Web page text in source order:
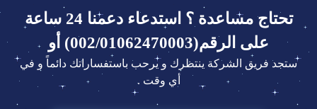
تحتاج مساعدة ؟ استدعاء دعمنا 24 ساعة
على الرقم(002/01062470003) أو
ستجد فريق الشركة ينتظرك و يرحب باستفساراتك دائماً و في
أي وقت .